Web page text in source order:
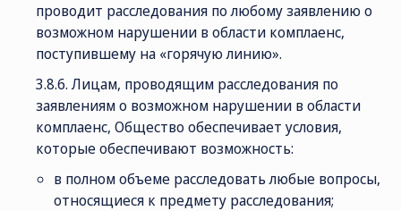
проводит расследования по любому заявлению о
возможном нарушении в области комплаенс,
поступившему на «горячую линию».
3.8.6. Лицам, проводящим расследования по
заявлениям о возможном нарушении в области
комплаенс, Общество обеспечивает условия,
которые обеспечивают возможность:
в полном объеме расследовать любые вопросы,
относящиеся к предмету расследования;